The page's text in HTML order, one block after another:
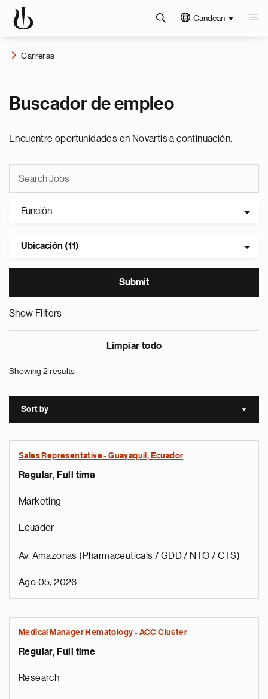
Candean
Carreras
Buscador de empleo
Encuentre oportunidades en Novartis a continuación.
Función
Ubicación (11)
Show Filters
Limpiar todo
Showing 2 results
Sort by Sort
Sales Representative - Guayaquil, Ecuador
Regular, Full time
Marketing
Ecuador
Av. Amazonas (Pharmaceuticals / GDD / NTO / CTS)
Ago 05, 2026
Medical Manager Hematology - ACC Cluster
Regular, Full time
Research